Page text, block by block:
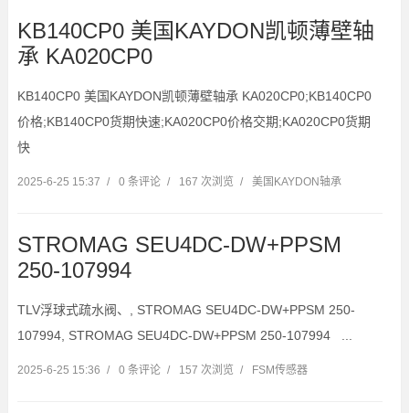
KB140CP0 美国KAYDON凯顿薄壁轴
承 KA020CP0
KB140CP0 美国KAYDON凯顿薄壁轴承 KA020CP0;KB140CP0
价格;KB140CP0货期快速;KA020CP0价格交期;KA020CP0货期
快
2025-6-25 15:37 / 0 条评论 / 167 次浏览 / 美国KAYDON轴承
STROMAG SEU4DC-DW+PPSM
250-107994
TLV浮球式疏水阀、, STROMAG SEU4DC-DW+PPSM 250-
107994, STROMAG SEU4DC-DW+PPSM 250-107994 ...
2025-6-25 15:36 / 0 条评论 / 157 次浏览 / FSM传感器